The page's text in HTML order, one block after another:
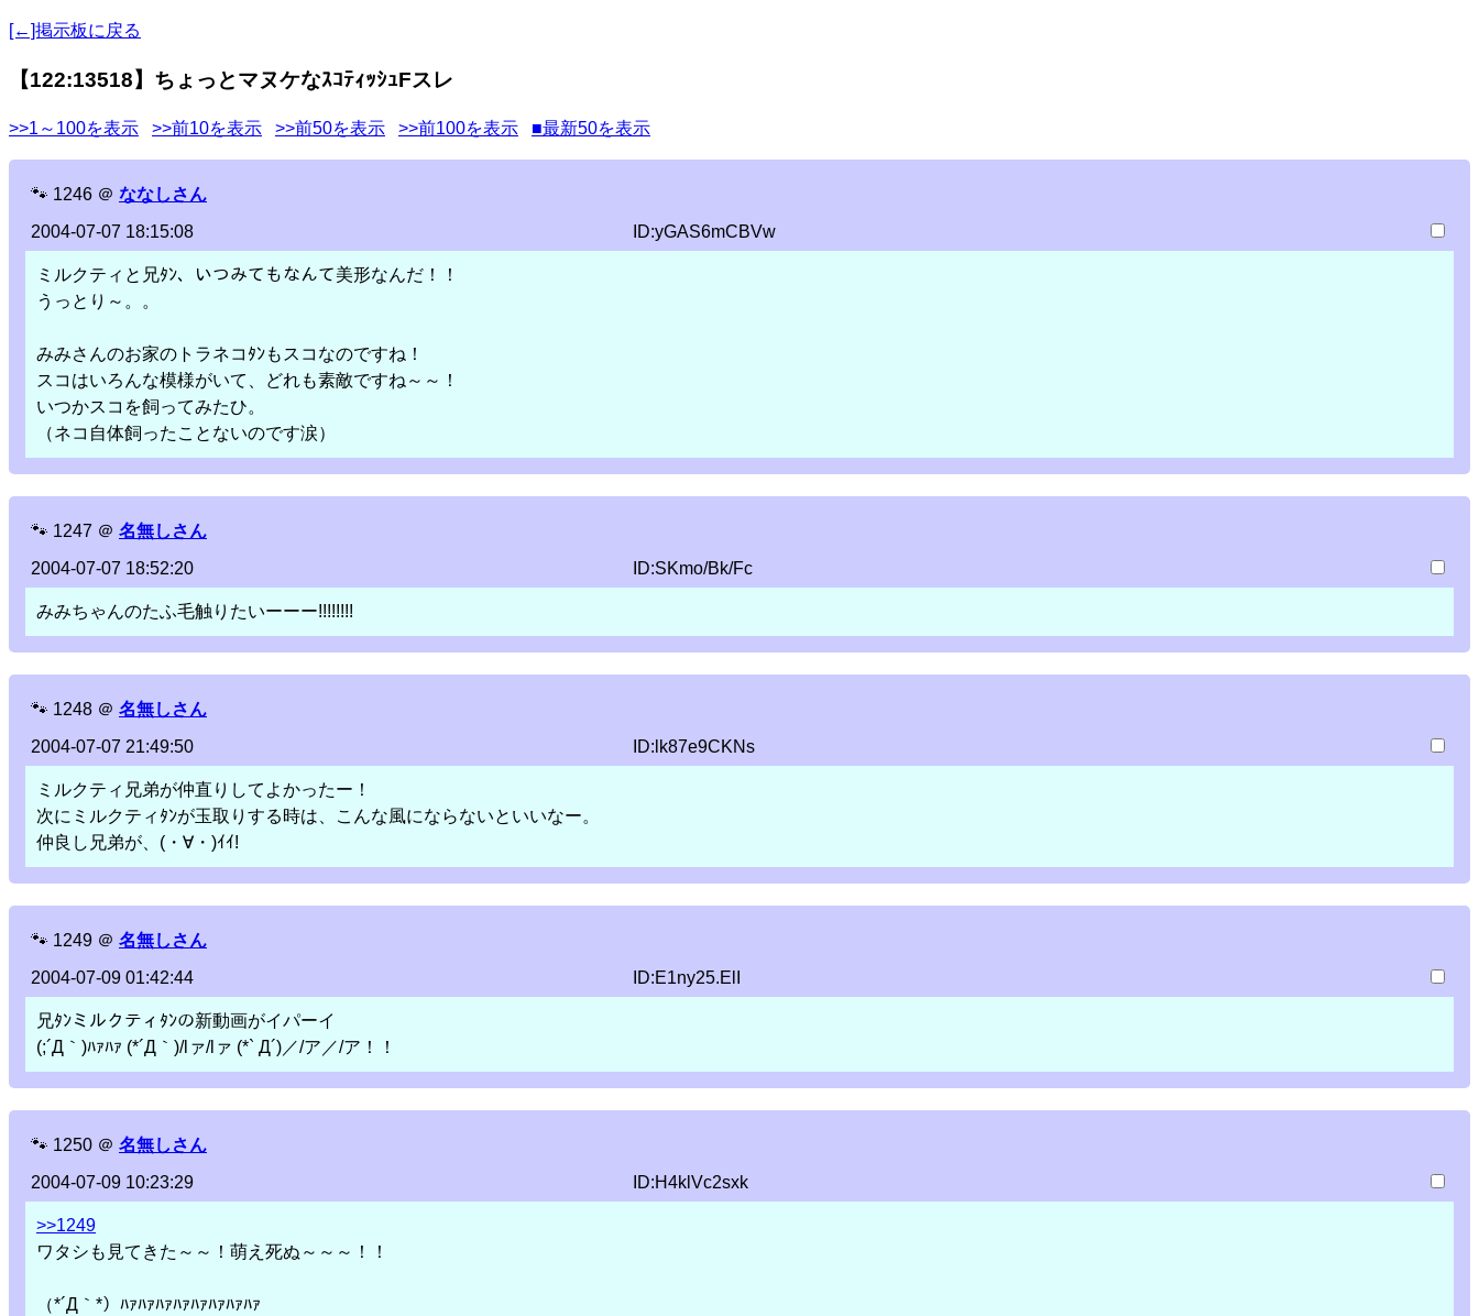
[←]掲示板に戻る
【122:13518】ちょっとマヌケなｽｺﾃｨｯｼｭFスレ
>>1～100を表示 >>前10を表示 >>前50を表示 >>前100を表示 ■最新50を表示
🐾 1246 ＠ ななしさん
2004-07-07 18:15:08
ID:yGAS6mCBVw
ミルクティと兄ﾀﾝ、いつみてもなんて美形なんだ！！
うっとり～。。
みみさんのお家のトラネコﾀﾝもスコなのですね！
スコはいろんな模様がいて、どれも素敵ですね～～！
いつかスコを飼ってみたひ。
（ネコ自体飼ったことないのです涙）
🐾 1247 ＠ 名無しさん
2004-07-07 18:52:20
ID:SKmo/Bk/Fc
みみちゃんのたふ毛触りたいーーー!!!!!!!!
🐾 1248 ＠ 名無しさん
2004-07-07 21:49:50
ID:lk87e9CKNs
ミルクティ兄弟が仲直りしてよかったー！
次にミルクティﾀﾝが玉取りする時は、こんな風にならないといいなー。
仲良し兄弟が、(・∀・)ｲｲ!
🐾 1249 ＠ 名無しさん
2004-07-09 01:42:44
ID:E1ny25.ElI
兄ﾀﾝミルクティﾀﾝの新動画がイパーイ
(;´Д｀)ﾊｧﾊｧ (*´Д｀)/lァ/lァ (*` Д´)／/ア／/ア！！
🐾 1250 ＠ 名無しさん
2004-07-09 10:23:29
ID:H4klVc2sxk
>>1249
ワタシも見てきた～～！萌え死ぬ～～～！！
（*´Д｀*）ﾊｧﾊｧﾊｧﾊｧﾊｧﾊｧﾊｧﾊｧ